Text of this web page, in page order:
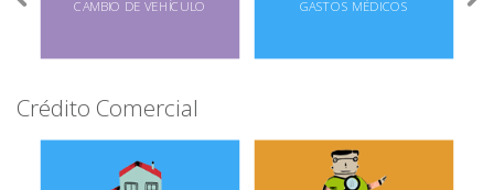
CAMBIO DE VEHÍCULO GASTOS MÉDICOS
Crédito Comercial